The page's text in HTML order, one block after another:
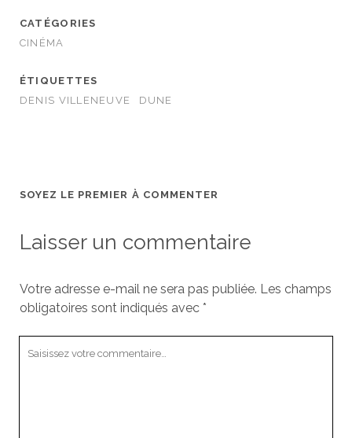
CATÉGORIES
CINÉMA
ÉTIQUETTES
DENIS VILLENEUVE
DUNE
SOYEZ LE PREMIER À COMMENTER
Laisser un commentaire
Votre adresse e-mail ne sera pas publiée. Les champs
obligatoires sont indiqués avec *